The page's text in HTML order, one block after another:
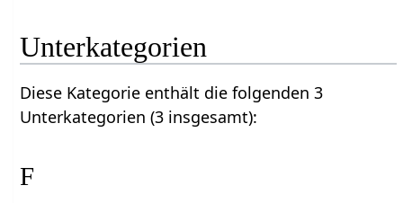
Unterkategorien
Diese Kategorie enthält die folgenden 3
Unterkategorien (3 insgesamt):
F